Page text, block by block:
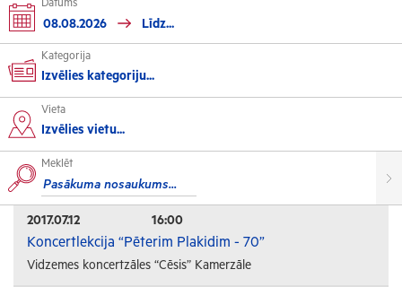
Datums
Kategorija
Izvēlies kategoriju...
Kultūra
Izstādes
Koncerti
Izrādes
Festivāli un svētki
Kino
Vieta
Izvēlies vietu...
Meklēt
2017.07.12 16:00
Koncertlekcija “Pēterim Plakidim - 70”
Vidzemes koncertzāles “Cēsis” Kamerzāle